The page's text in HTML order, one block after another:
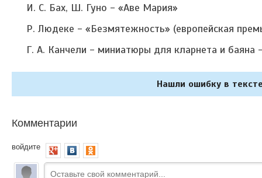
И. С. Бах, Ш. Гуно - «Аве Мария»
Р. Людеке - «Безмятежность» (европейская
Г. А. Канчели - миниатюры для кларнета и
Нашли ошибку в
Комментарии
войдите